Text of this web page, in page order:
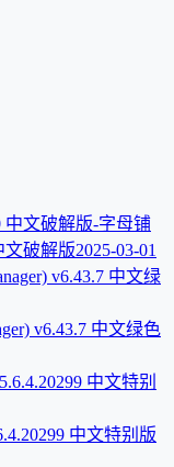
文破解版2025-03-01
v6.43.7 中文绿色
中文特别版